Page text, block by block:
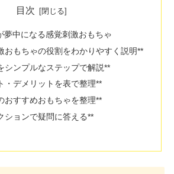
目次
夢中になる感覚刺激おもちゃ
おもちゃの役割をわかりやすく説明**
シンプルなステップで解説**
・デメリットを表で整理**
おすすめおもちゃを整理**
ションで疑問に答える**